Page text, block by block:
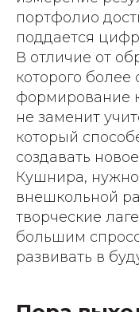
портфолио
поддается
В отличие от
которого
формирование
не заменит
который
создавать
Кушнира,
внешкольной
творческие
большим
развивать в